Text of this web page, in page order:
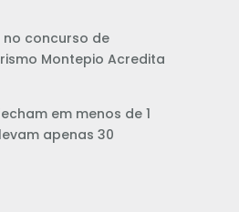
concurso de
Montepio Acredita
em menos de 1
apenas 30